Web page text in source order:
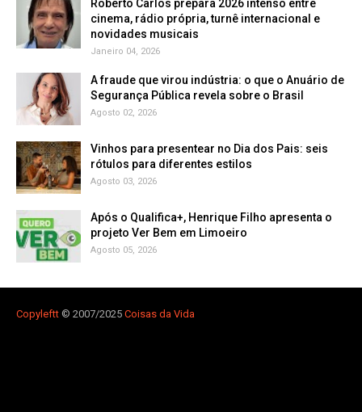
Roberto Carlos prepara 2026 intenso entre
cinema, rádio própria, turnê internacional e
novidades musicais
Janeiro 04, 2026
A fraude que virou indústria: o que o Anuário de
Segurança Pública revela sobre o Brasil
Agosto 02, 2026
Vinhos para presentear no Dia dos Pais: seis
rótulos para diferentes estilos
Agosto 03, 2026
Após o Qualifica+, Henrique Filho apresenta o
projeto Ver Bem em Limoeiro
Agosto 05, 2026
Copyleftt © 2007/2025 Coisas da Vida